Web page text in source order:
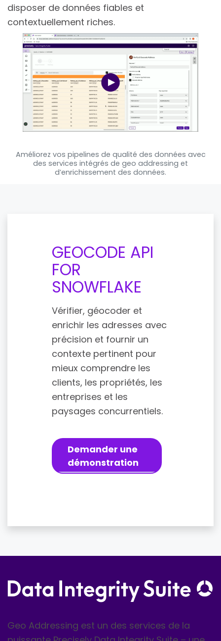
disposer de données fiables et
contextuellement riches.
Améliorez vos pipelines de qualité des données avec
des services intégrés de geo addressing et
d’enrichissement des données.
GEOCODE API
FOR
SNOWFLAKE
Vérifier, géocoder et
enrichir les adresses avec
précision et fournir un
contexte pertinent pour
mieux comprendre les
clients, les propriétés, les
entreprises et les
paysages concurrentiels.
Demander une
démonstration
Geo Addressing est un des services de la